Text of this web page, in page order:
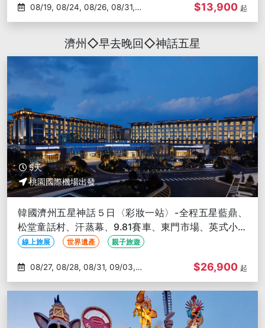
09/02
$13,900 起
濟州◇早去晚回◇神話五星
5天
桃園國際機場出發
韓國濟州五星神話５日〈彩妝一站〉-全程五星藍鼎、
松堂童話村、汗蒸幕、9.81賽車、東門市場、英式小火
車、跆拳道秀
線上旅展 世界遺產 親子旅遊
09/04
$26,900 起